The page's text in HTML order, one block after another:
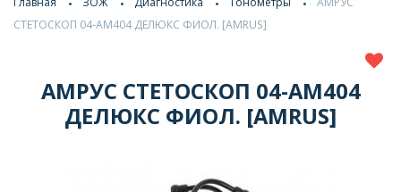
СТЕТОСКОП 04-АМ404 ДЕЛЮКС ФИОЛ. [AMRUS]
АМРУС СТЕТОСКОП 04-АМ404
ДЕЛЮКС ФИОЛ. [AMRUS]